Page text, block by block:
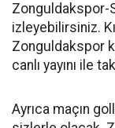
Zonguldakspor-
izleyebilirsiniz.
Zonguldakspor
canlı yayını ile
Ayrıca maçın